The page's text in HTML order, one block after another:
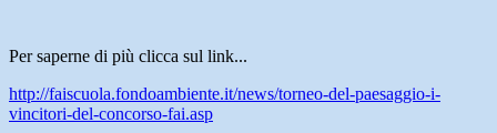
Per saperne di più clicca sul link...
http://faiscuola.fondoambiente.it/news/torneo-del-paesaggio-i-
vincitori-del-concorso-fai.asp